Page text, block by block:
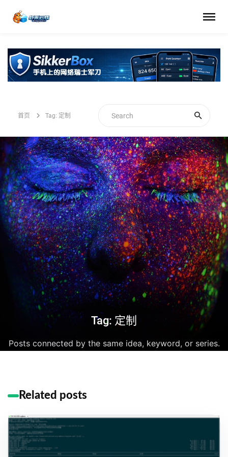
首页 Tag: 定制
Tag: 定制
Posts connected by the same idea, keyword, or series.
Related posts